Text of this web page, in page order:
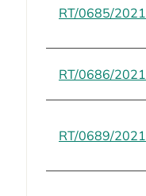
RT/0685/2021
RT/0686/2021
RT/0689/2021